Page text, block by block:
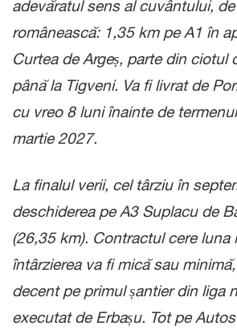
adevăratul sens al cuvântului,
românească: 1,35 km pe A1 în
Curtea de Argeș, parte din ciotul
până la Tigveni. Va fi livrat de
cu vreo 8 luni înainte de
martie 2027.
La finalul verii, cel târziu în
deschiderea pe A3 Suplacu de
(26,35 km). Contractul cere luna
întârzierea va fi mică sau
decent pe primul șantier din liga
executat de Erbașu. Tot pe